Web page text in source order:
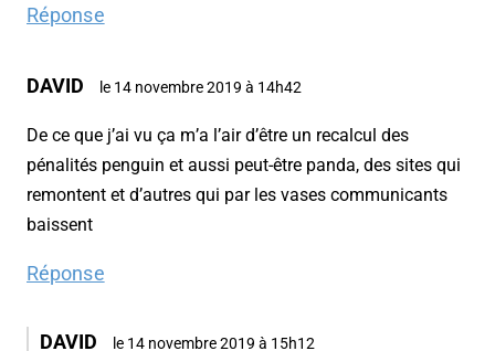
Réponse
DAVID le 14 novembre 2019 à 14h42
De ce que j’ai vu ça m’a l’air d’être un recalcul des
pénalités penguin et aussi peut-être panda, des sites qui
remontent et d’autres qui par les vases communicants
baissent
Réponse
DAVID le 14 novembre 2019 à 15h12